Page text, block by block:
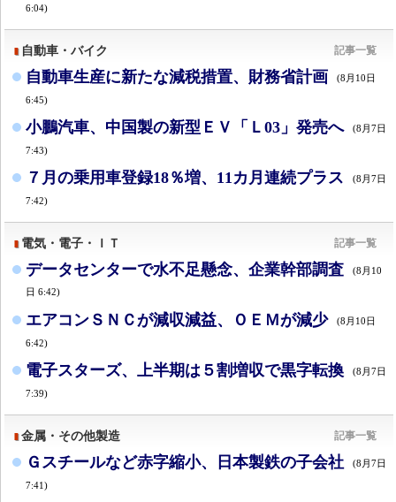
6:04)
自動車・バイク 記事一覧
自動車生産に新たな減税措置、財務省計画 (8月10日
6:45)
小鵬汽車、中国製の新型ＥＶ「Ｌ03」発売へ (8月7日
7:43)
７月の乗用車登録18％増、11カ月連続プラス (8月7日
7:42)
電気・電子・ＩＴ 記事一覧
データセンターで水不足懸念、企業幹部調査
(8月10
日 6:42)
エアコンＳＮＣが減収減益、ＯＥＭが減少 (8月10日
6:42)
電子スターズ、上半期は５割増収で黒字転換 (8月7日
7:39)
金属・その他製造 記事一覧
Ｇスチールなど赤字縮小、日本製鉄の子会社 (8月7日
7:41)